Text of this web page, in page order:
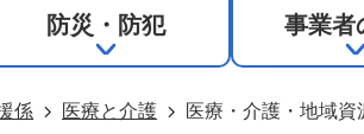
防災・防犯 事業者
係 医療と介護 医療・介護・地域資